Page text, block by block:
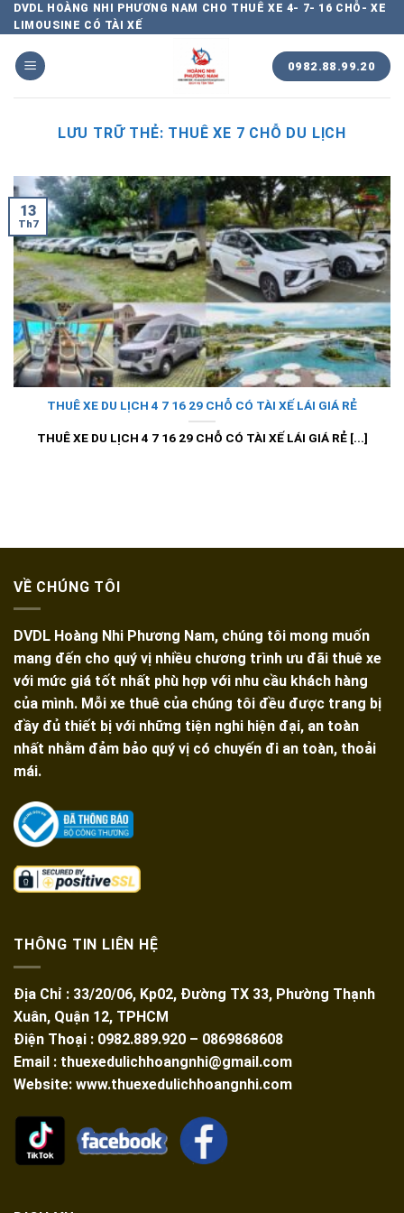
Chuyển
đến
nội
dung
DVDL HOÀNG NHI PHƯƠNG NAM CHO THUÊ XE 4- 7- 16 CHỖ- XE
LIMOUSINE CÓ TÀI XẾ
0982.88.99.20
LƯU TRỮ THẺ: THUÊ XE 7 CHỖ DU LỊCH
THUÊ XE DU LỊCH 4 7 16 29 CHỖ CÓ TÀI XẾ LÁI GIÁ RẺ
THUÊ XE DU LỊCH 4 7 16 29 CHỖ CÓ TÀI XẾ LÁI GIÁ RẺ [...]
13
Th7
VỀ CHÚNG TÔI
DVDL Hoàng Nhi Phương Nam, chúng tôi mong muốn
mang đến cho quý vị nhiều chương trình ưu đãi thuê xe
với mức giá tốt nhất phù hợp với nhu cầu khách hàng
của mình. Mỗi xe thuê của chúng tôi đều được trang bị
đầy đủ thiết bị với những tiện nghi hiện đại, an toàn
nhất nhằm đảm bảo quý vị có chuyến đi an toàn, thoải
mái.
THÔNG TIN LIÊN HỆ
Địa Chỉ : 33/20/06, Kp02, Đường TX 33, Phường Thạnh
Xuân, Quận 12, TPHCM
Điện Thoại : 0982.889.920 – 0869868608
Email : thuexedulichhoangnhi@gmail.com
Website: www.thuexedulichhoangnhi.com